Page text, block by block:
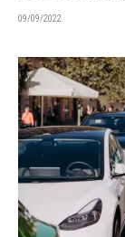
09/09/2022